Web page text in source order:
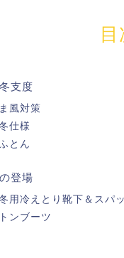
支度
風対策
仕様
とん
登場
用冷えとり靴下＆スパ
ンブーツ